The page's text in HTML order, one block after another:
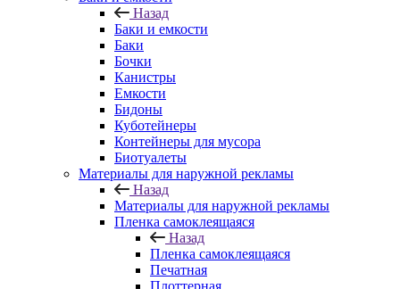
Назад
Баки и емкости
Баки
Бочки
Канистры
Емкости
Бидоны
Куботейнеры
Контейнеры для мусора
Биотуалеты
Материалы для наружной рекламы
Назад
Материалы для наружной рекламы
Пленка самоклеящаяся
Назад
Пленка самоклеящаяся
Печатная
Плоттерная